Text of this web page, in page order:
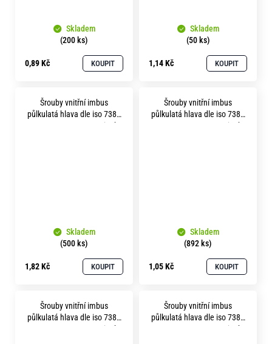
Skladem
(200 ks)
0,89 Kč KOUPIT
Skladem
(50 ks)
1,14 Kč KOUPIT
Šrouby vnitřní imbus
půlkulatá hlava dle iso 7380
Skladem
(500 ks)
1,82 Kč KOUPIT
Šrouby vnitřní imbus
půlkulatá hlava dle iso 7380
Skladem
(892 ks)
1,05 Kč KOUPIT
Šrouby vnitřní imbus
půlkulatá hlava dle iso 7380
Šrouby vnitřní imbus
půlkulatá hlava dle iso 7380